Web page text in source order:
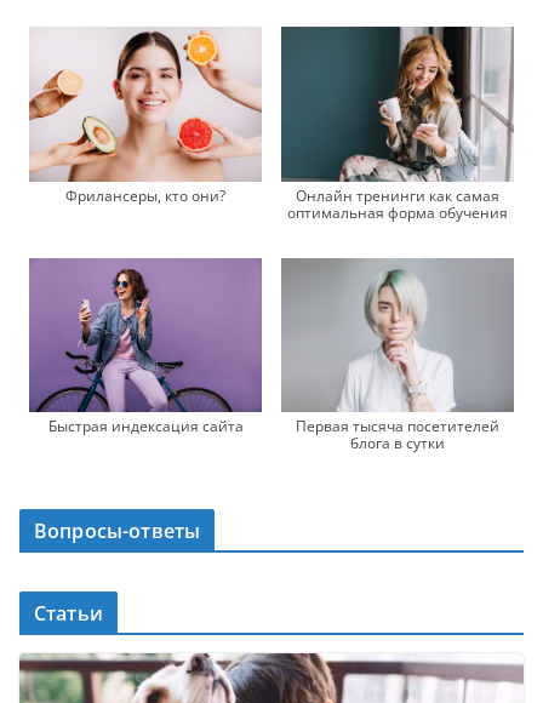
Фрилансеры, кто они?
Онлайн тренинги как самая
оптимальная форма обучения
Быстрая индексация сайта
Первая тысяча посетителей
блога в сутки
Вопросы-ответы
Статьи